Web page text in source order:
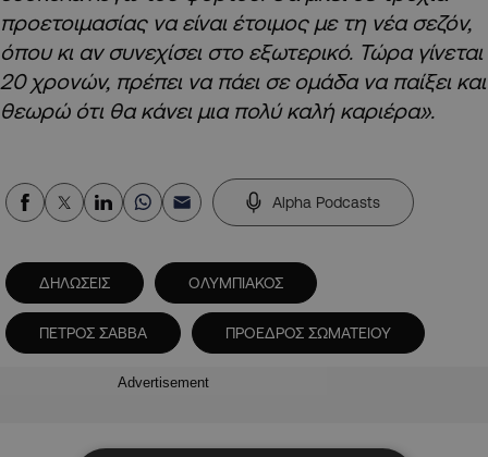
προετοιμασίας να είναι έτοιμος με τη νέα σεζόν,
όπου κι αν συνεχίσει στο εξωτερικό. Τώρα γίνεται
20 χρονών, πρέπει να πάει σε ομάδα να παίξει και
θεωρώ ότι θα κάνει μια πολύ καλή καριέρα».
Alpha Podcasts
ΔΗΛΩΣΕΙΣ ΟΛΥΜΠΙΑΚΟΣ
ΠΕΤΡΟΣ ΣΑΒΒΑ ΠΡΟΕΔΡΟΣ ΣΩΜΑΤΕΙΟΥ
Advertisement